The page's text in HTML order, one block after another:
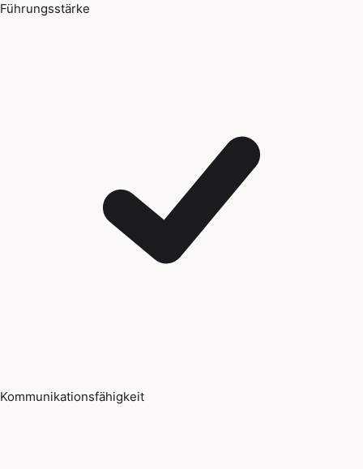
Führungsstärke
Kommunikationsfähigkeit